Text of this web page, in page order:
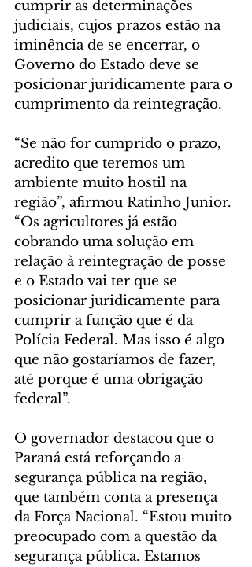
cumprir as determinações
judiciais, cujos prazos estão na
iminência de se encerrar, o
Governo do Estado deve se
posicionar juridicamente para o
cumprimento da reintegração.
“Se não for cumprido o prazo,
acredito que teremos um
ambiente muito hostil na
região”, afirmou Ratinho Junior.
“Os agricultores já estão
cobrando uma solução em
relação à reintegração de posse
e o Estado vai ter que se
posicionar juridicamente para
cumprir a função que é da
Polícia Federal. Mas isso é algo
que não gostaríamos de fazer,
até porque é uma obrigação
federal”.
O governador destacou que o
Paraná está reforçando a
segurança pública na região,
que também conta a presença
da Força Nacional. “Estou muito
preocupado com a questão da
segurança pública. Estamos